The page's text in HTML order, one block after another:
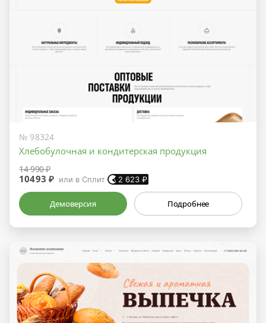
№ 98324
Хлебобулочная и кондитерская продукция
14 990 ₽
10493 ₽ или в Сплит 2 623 ₽
Демоверсия Подробнее